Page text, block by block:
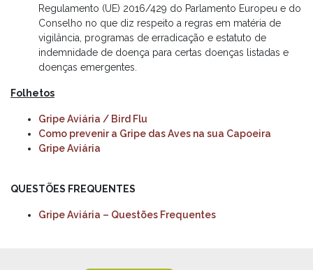
Regulamento (UE) 2016/429 do Parlamento Europeu e do
Conselho no que diz respeito a regras em matéria de
vigilância, programas de erradicação e estatuto de
indemnidade de doença para certas doenças listadas e
doenças emergentes.
Folhetos
Gripe Aviária / Bird Flu
Como prevenir a Gripe das Aves na sua Capoeira
Gripe Aviária
QUESTÕES FREQUENTES
Gripe Aviária – Questões Frequentes